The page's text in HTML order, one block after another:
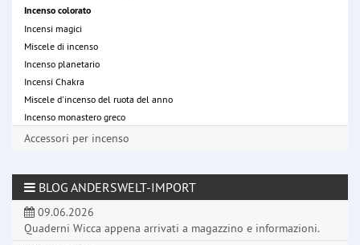
Incenso colorato
Incensi magici
Miscele di incenso
Incenso planetario
Incensi Chakra
Miscele d'incenso del ruota del anno
Incenso monastero greco
Accessori per incenso
BLOG ANDERSWELT-IMPORT
09.06.2026
Quaderni Wicca appena arrivati a magazzino e informazioni.